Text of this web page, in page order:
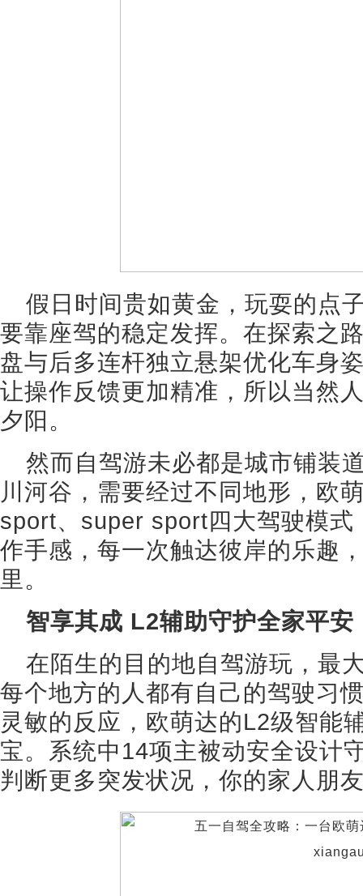
假日时间贵如黄金，玩耍的点
要靠座驾的稳定发挥。在探索之
盘与后多连杆独立悬架优化车身
让操作反馈更加精准，所以当然
夕阳。
然而自驾游未必都是城市铺装
川河谷，需要经过不同地形，欧
sport、super sport四大驾驶模式
作手感，每一次触达彼岸的乐趣
里。
智享其成 L2辅助守护全家平安
在陌生的目的地自驾游玩，最
每个地方的人都有自己的驾驶习
灵敏的反应，欧萌达的L2级智能
宝。系统中14项主被动安全设计
判断更多突发状况，你的家人朋